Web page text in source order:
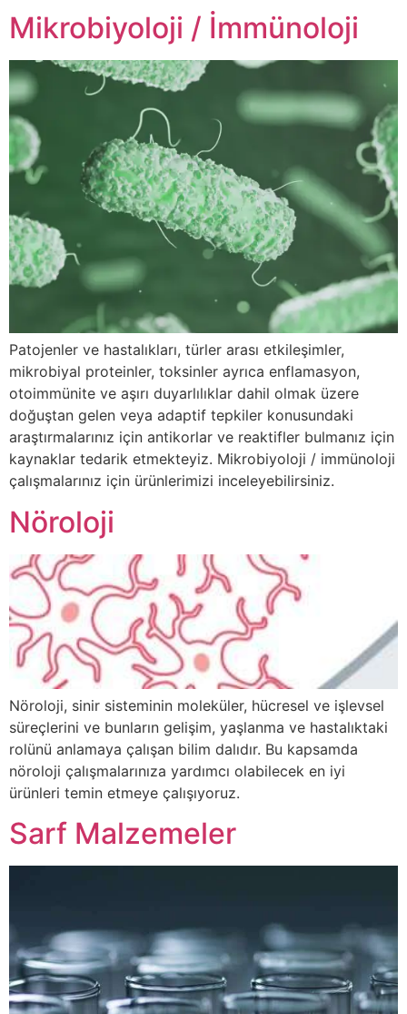
Mikrobiyoloji / İmmünoloji
Patojenler ve hastalıkları, türler arası etkileşimler,
mikrobiyal proteinler, toksinler ayrıca enflamasyon,
otoimmünite ve aşırı duyarlılıklar dahil olmak üzere
doğuştan gelen veya adaptif tepkiler konusundaki
araştırmalarınız için antikorlar ve reaktifler bulmanız için
kaynaklar tedarik etmekteyiz. Mikrobiyoloji / immünoloji
çalışmalarınız için ürünlerimizi inceleyebilirsiniz.
Nöroloji
Nöroloji, sinir sisteminin moleküler, hücresel ve işlevsel
süreçlerini ve bunların gelişim, yaşlanma ve hastalıktaki
rolünü anlamaya çalışan bilim dalıdır. Bu kapsamda
nöroloji çalışmalarınıza yardımcı olabilecek en iyi
ürünleri temin etmeye çalışıyoruz.
Sarf Malzemeler